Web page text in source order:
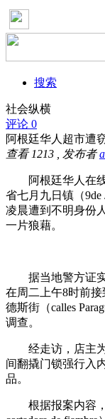
搜索
社会纵横
评论 0
阿根廷华人超市遭
查看 1213 , 发布者
阿根廷华人在
省七月九日镇（
凌晨遭到不明身份
一片狼藉。
据当地警方证
在周二上午8时前
德斯街（calles
调查。
经走访，店主
间翻撬门锁强行入
品。
根据报案内容